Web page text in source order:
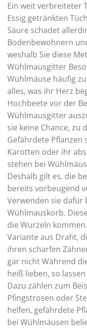
Ein weit verbreiteter
Essig getränkten
Säure schadet
Bodenbewohnern
weshalb Sie diese
Wühlmausgitter
Wühlmäuse häufig
alles, was ihr Herz
Hochbeete vor der
Wühlmausgitter
sie keine Chance, zu
Gefährdete Pflanzen
Karotten oder ihr
stehen bei
Deshalb gilt es, die
bereits vorbeugend
Verwenden sie dafür
Wühlmauskorb.
die Wurzeln
Variante aus Draht,
ihren scharfen
gar nicht Während
heiß lieben, so
Dazu zählen zum
Pfingstrosen oder
helfen, gefährdete
bei Wühlmäusen